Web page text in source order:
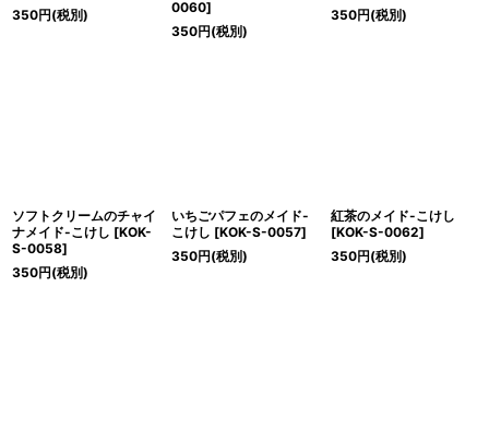
350円(税別)
0060]
350円(税別)
350円(税別)
ソフトクリームのチャイ
ナメイド-こけし [KOK-
S-0058]
350円(税別)
いちごパフェのメイド-
こけし [KOK-S-0057]
350円(税別)
紅茶のメイド-こけし
[KOK-S-0062]
350円(税別)